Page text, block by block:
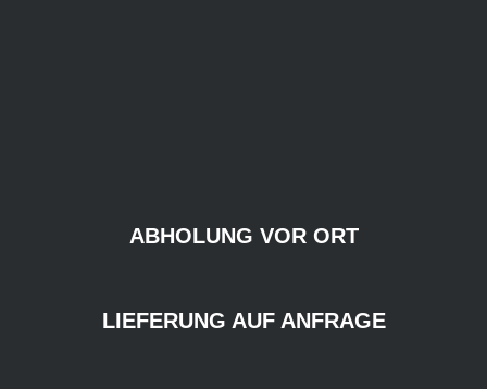
ABHOLUNG VOR ORT
LIEFERUNG AUF ANFRAGE